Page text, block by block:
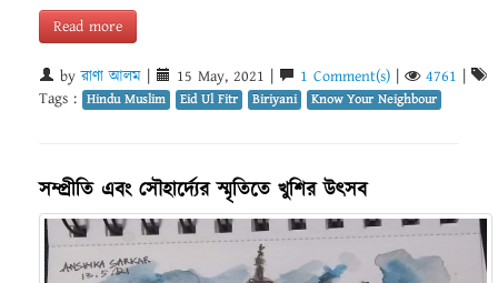
Read more
byরাণা আলম 15 May, 2021 | 1 Comment(s) 4761
Tags : Hindu Muslim Eid Ul Fitr Biriyani Know Your Neighbour
সম্প্রীতি এবং সৌহার্দ্যের স্মৃতিতে খুশির উৎসব